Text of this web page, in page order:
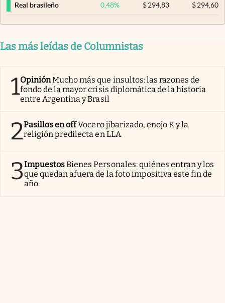
Real brasileño 0,48% $ 294,83 $294,60
Las más leídas de Columnistas
1OpiniónMucho más que insultos: las razones de
fondo de la mayor crisis diplomática de la historia
entre Argentina y Brasil
2Pasillos en offVocero jibarizado, enojo K y la
religión predilecta en LLA
3ImpuestosBienes Personales: quiénes entran y los
que quedan afuera de la foto impositiva este fin de
año